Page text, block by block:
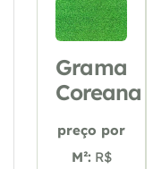
Grama
Coreana
preço por
M²: R$